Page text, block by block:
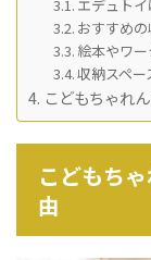
エデュト
おすすめ
絵本やワ
収納スペ
こどもちゃれ
こどもち
由